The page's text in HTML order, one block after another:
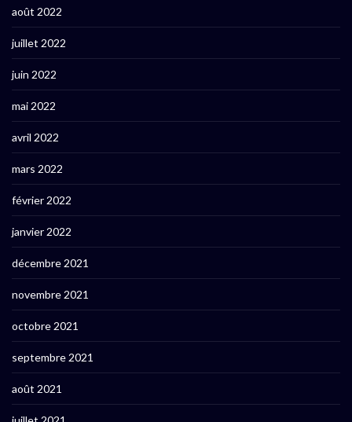
août 2022
juillet 2022
juin 2022
mai 2022
avril 2022
mars 2022
février 2022
janvier 2022
décembre 2021
novembre 2021
octobre 2021
septembre 2021
août 2021